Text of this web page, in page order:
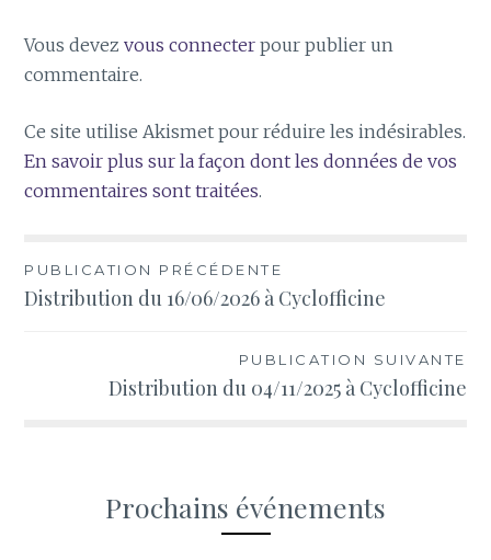
Vous devezvous connecter pour publier un
commentaire.
Ce site utilise Akismet pour réduire les indésirables.
En savoir plus sur la façon dont les données de vos
commentaires sont traitées.
Navigation
de
PUBLICATION PRÉCÉDENTE
Distribution du 16/06/2026 à Cyclofficine
PUBLICATION SUIVANTE
Distribution du 04/11/2025 à Cyclofficine
Prochains événements